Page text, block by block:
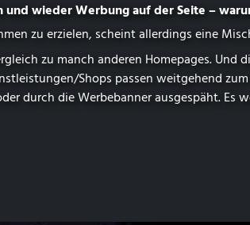
wieder Werbung auf der Seite –
zu erzielen, scheint allerdings eine
zu manch anderen Homepages. Und
​Shops passen weitgehend
durch die Werbebanner ausgespäht. Es